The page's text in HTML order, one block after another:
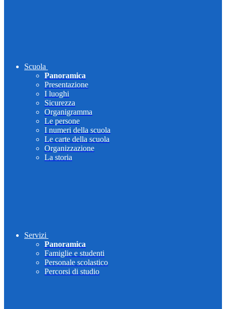
Scuola
Panoramica
Presentazione
I luoghi
Sicurezza
Organigramma
Le persone
I numeri della scuola
Le carte della scuola
Organizzazione
La storia
Servizi
Panoramica
Famiglie e studenti
Personale scolastico
Percorsi di studio